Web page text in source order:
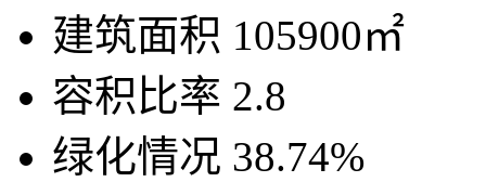
建筑面积 105900㎡
容积比率 2.8
绿化情况 38.74%